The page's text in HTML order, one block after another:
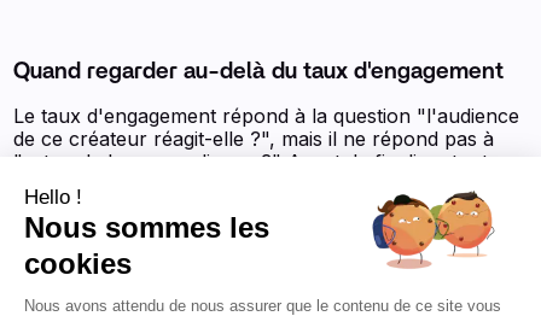
Quand regarder au-delà du taux d'engagement
Le taux d'engagement répond à la question "l'audience
de ce créateur réagit-elle ?", mais il ne répond pas à
"est-ce la bonne audience ?" Avant de finaliser tout
partenariat, associez l'évaluation du taux d'engagement
Analyse des données démographiques et
psychographiques de l'audience
— âge, localisation,
répartition par sexe, affinité avec la marque — pour
confirmer que l'audience réactive est également
l'audience cible.
Hello !
Nous sommes les
cookies
Nous avons attendu de nous assurer que le contenu de ce site vous